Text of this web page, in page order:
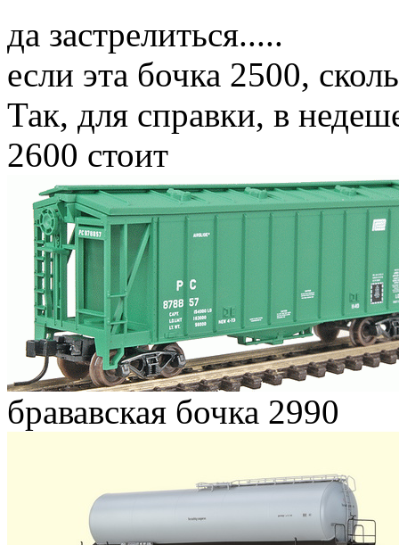
да застрелиться.....
если эта бочка 2500,
Так, для справки, в
2600 стоит
брававская бочка 2990